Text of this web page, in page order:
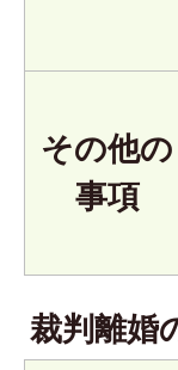
その他の
事項
裁判離婚